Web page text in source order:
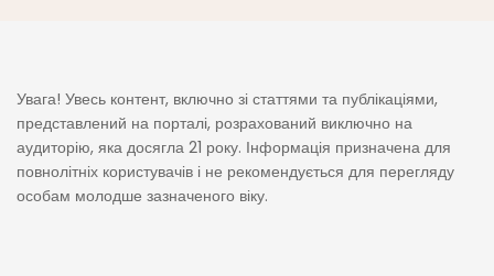
Увага! Увесь контент, включно зі статтями та публікаціями,
представлений на порталі, розрахований виключно на
аудиторію, яка досягла 21 року. Інформація призначена для
повнолітніх користувачів і не рекомендується для перегляду
особам молодше зазначеного віку.